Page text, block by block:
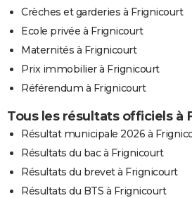
Crèches et garderies à Frignicourt
Ecole privée à Frignicourt
Maternités à Frignicourt
Prix immobilier à Frignicourt
Référendum à Frignicourt
Tous les résultats officiels à
Résultat municipale 2026 à
Résultats du bac à Frignicourt
Résultats du brevet à Frignicourt
Résultats du BTS à Frignicourt